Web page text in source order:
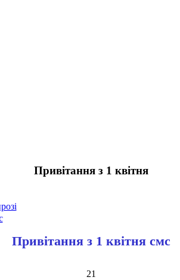
Привітання з 1 квітня
Привітання з 1 квітня смс
21